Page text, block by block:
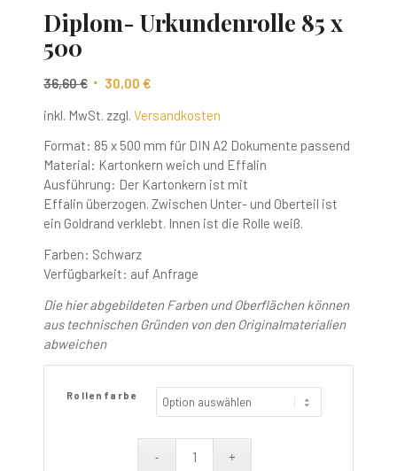
Diplom- Urkundenrolle 85 x
500
36,60€ Ursprünglicher
war:
36,60 €
30,00 €Aktueller
ist:
30,00 €.
inkl. MwSt. zzgl. Versandkosten
Format: 85 x 500 mm für DIN A2 Dokumente passend
Material: Kartonkern weich und Effalin
Ausführung: Der Kartonkern ist mit
Effalin überzogen. Zwischen Unter- und Oberteil ist
ein Goldrand verklebt. Innen ist die Rolle weiß.
Farben: Schwarz
Verfügbarkeit: auf Anfrage
Die hier abgebildeten Farben und Oberflächen können
aus technischen Gründen von den Originalmaterialien
abweichen
Rollenfarbe